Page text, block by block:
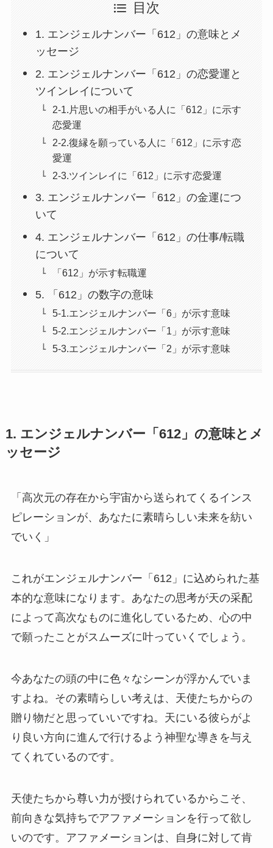
目次
1. エンジェルナンバー「612」の意味とメ
ッセージ
2. エンジェルナンバー「612」の恋愛運と
ツインレイについて
2-1.片思いの相手がいる人に「612」に示す
恋愛運
2-2.復縁を願っている人に「612」に示す恋
愛運
2-3.ツインレイに「612」に示す恋愛運
3. エンジェルナンバー「612」の金運につ
いて
4. エンジェルナンバー「612」の仕事/転職
について
「612」が示す転職運
5. 「612」の数字の意味
5-1.エンジェルナンバー「6」が示す意味
5-2.エンジェルナンバー「1」が示す意味
5-3.エンジェルナンバー「2」が示す意味
1. エンジェルナンバー「612」の意味とメ
ッセージ
「高次元の存在から宇宙から送られてくるインス
ピレーションが、あなたに素晴らしい未来を紡い
でいく」
これがエンジェルナンバー「612」に込められた基
本的な意味になります。あなたの思考が天の采配
によって高次なものに進化しているため、心の中
で願ったことがスムーズに叶っていくでしょう。
今あなたの頭の中に色々なシーンが浮かんでいま
すよね。その素晴らしい考えは、天使たちからの
贈り物だと思っていいですね。天にいる彼らがよ
り良い方向に進んで行けるよう神聖な導きを与え
てくれているのです。
天使たちから尊い力が授けられているからこそ、
前向きな気持ちでアファメーションを行って欲し
いのです。アファメーションは、自身に対して肯